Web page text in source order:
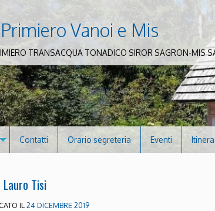
Vanoi e Mis
TRANSACQUA TONADICO SIROR SAGRON-
Contatti Orario segreteria Eventi
Tisi
IL24 DICEMBRE 2019